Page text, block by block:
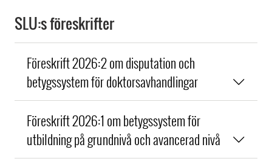
SLU:s föreskrifter
Föreskrift 2026:2 om disputation och
betygssystem för doktorsavhandlingar
Föreskrift 2026:1 om betygssystem för
utbildning på grundnivå och avancerad nivå